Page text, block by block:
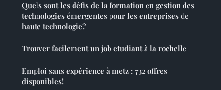
Quels sont les défis de la formation en gestion des
technologies émergentes pour les entreprises de
haute technologie?
Trouver facilement un job etudiant à la rochelle
Emploi sans expérience à metz : 732 offres
disponibles!